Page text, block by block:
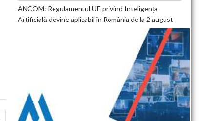
ANCOM: Regulamentul UE privind Inteligența
Artificială devine aplicabil în România de la 2 august